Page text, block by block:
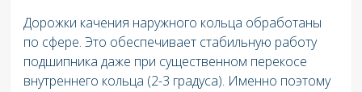
Дорожки качения наружного кольца обработаны
по сфере. Это обеспечивает стабильную работу
подшипника даже при существенном перекосе
внутреннего кольца (2-3 градуса). Именно поэтому